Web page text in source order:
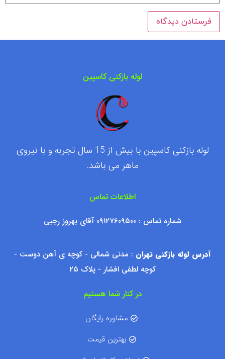
لوله بازکنی کاسپین
لوله بازکنی کاسپین با بیش از 15 سال تجربه و با نیروی
ماهر می باشد.
اطلاعات تماس
شماره تماس : ۰۹۱۲۷۶۰۹۵۰۰ آقای بهروز رجبی
آدرس لوله بازکنی تهران : مدنی شمالی - کوچه ی آهن دوست -
کوچه لطفی افشار - پلاک ۲۵
در کنار شما هستیم
مشاوره رایگان
بهترین قیمت